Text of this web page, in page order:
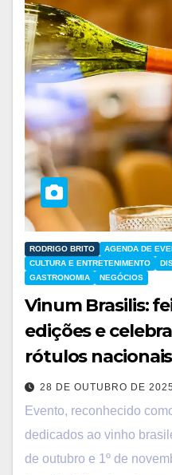
AGENDA DE
CULTURA E ENTRETENIMENTO
GASTRONOMIA
NEGÓCIOS
RODRIGO BRITO
Vinum Brasilis:
edições e
rótulos nacionais
28 DE OUTUBRO DE 2025
Evento, reconhecido
dedicados ao vinho
de outubro e 1º de